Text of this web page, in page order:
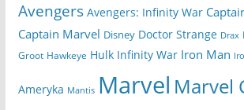
Avengers Avengers: Infinity War
Captain Marvel Disney Doctor Strange Drax
Groot Hawkeye Hulk Infinity War Iron Man
Ameryka Mantis Marvel Marvel